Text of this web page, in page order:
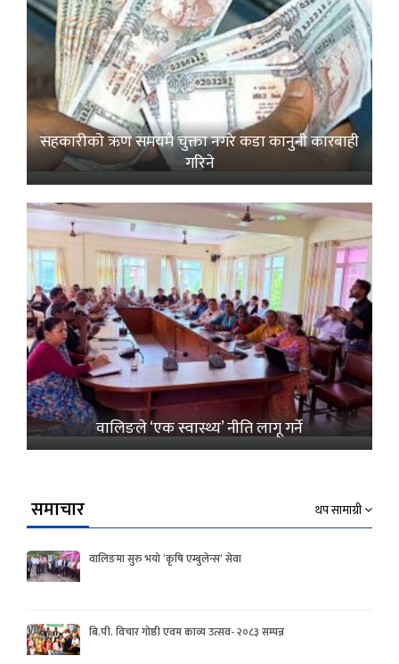
सहकारीको ऋण समयमै चुक्ता नगरे कडा कानुनी कारबाही
गरिने
वालिङले ‘एक स्वास्थ्य’ नीति लागू गर्ने
समाचार थप सामाग्री
वालिङमा सुरु भयो ‘कृषि एम्बुलेन्स’ सेवा
बि.पी. विचार गोष्ठी एवम काव्य उत्सव- २०८३ सम्पन्न